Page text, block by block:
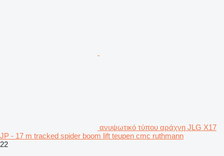
ανυψωτικό τύπου αράχνη JLG X17
JP - 17 m tracked spider boom lift teupen cmc ruthmann
22